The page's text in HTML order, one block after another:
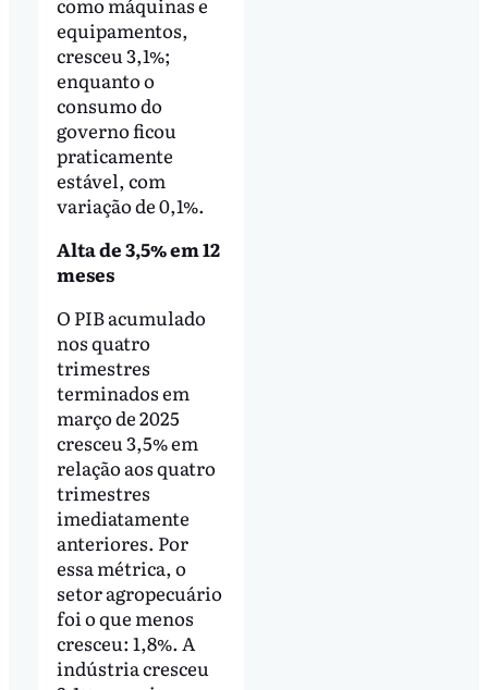
equipamentos,
cresceu 3,1%;
enquanto o
consumo do
governo ficou
praticamente
estável, com
variação de 0,1%.
Alta de 3,5% em 12
meses
O PIB acumulado
nos quatro
trimestres
terminados em
março de 2025
cresceu 3,5% em
relação aos quatro
trimestres
imediatamente
anteriores. Por
essa métrica, o
setor agropecuário
foi o que menos
cresceu: 1,8%. A
indústria cresceu